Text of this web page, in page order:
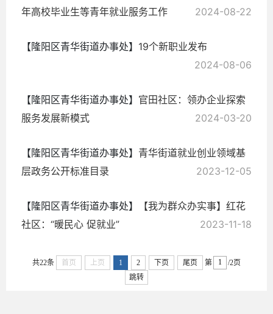
年高校毕业生等青年就业服务工作
2024-08-22
【隆阳区青华街道办事处】 19个新职业发布
2024-08-06
【隆阳区青华街道办事处】 官田社区：领办企业探索
服务发展新模式
2024-03-20
【隆阳区青华街道办事处】 青华街道就业创业领域基
层政务公开标准目录
2023-12-05
【隆阳区青华街道办事处】
【我为群众办实事】红花
社区：“暖民心 促就业”
2023-11-18
共22条 首页 上页 1 2 下页 尾页 第
/2页
跳转